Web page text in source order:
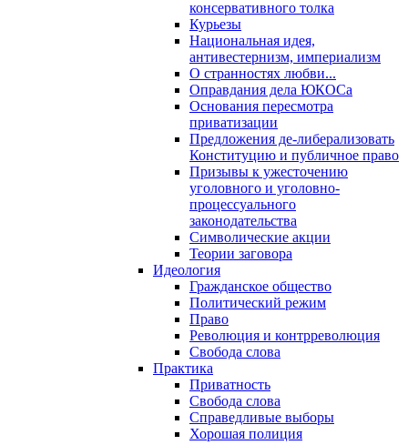
консервативного толка
Курьезы
Национальная идея,
антивестернизм, империализм
О странностях любви...
Оправдания дела ЮКОСа
Основания пересмотра
приватизации
Предложения де-либерализовать
Конституцию и публичное право
Призывы к ужесточению
уголовного и уголовно-
процессуального
законодательства
Символические акции
Теории заговора
Идеология
Гражданское общество
Политический режим
Право
Революция и контрреволюция
Свобода слова
Практика
Приватность
Свобода слова
Справедливые выборы
Хорошая полиция